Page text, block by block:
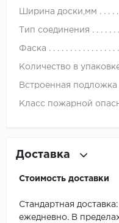
Ширина доски,мм
Тип соединения
Фаска
Количество в
Встроенная подложка
Класс пожарной
Доставка
Стоимость доставки
Стандартная
ежедневно. В